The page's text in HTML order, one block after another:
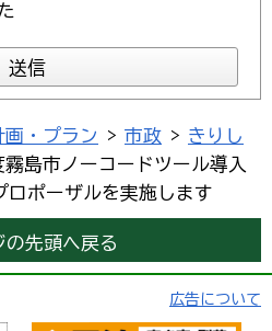
画・プラン > 市政 > きりし
島市ノーコードツール導入
ロポーザルを実施します
の先頭へ戻る
広告について